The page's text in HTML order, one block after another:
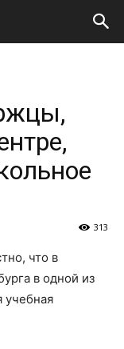
313
что в
в одной из
учебная